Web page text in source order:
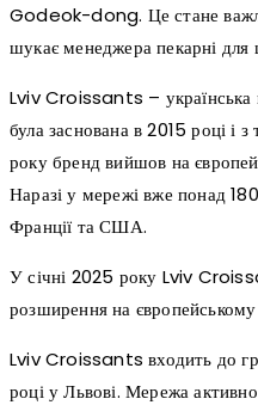
Godeok-dong. Це стане
шукає менеджера пекарні для
Lviv Croissants – українська
була заснована в 2015 році і
року бренд вийшов на
Наразі у мережі вже понад
Франції та США.
У січні 2025 року Lviv
розширення на
Lviv Croissants входить до
році у Львові. Мережа